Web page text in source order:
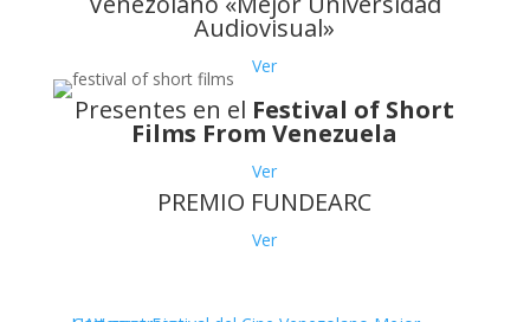
Audiovisual»
Ver
Presentes en el Festival of Short
Films From Venezuela
Ver
PREMIO FUNDEARC
Ver